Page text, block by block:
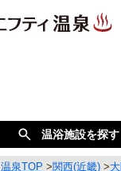
温浴施設を探す
温泉TOP >関西(近畿)>